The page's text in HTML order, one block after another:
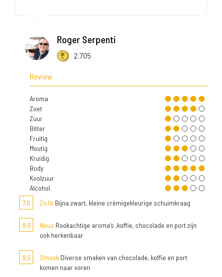
Roger Serpenti
2.705
Review
Aroma
Zoet
Zuur
Bitter
Fruitig
Moutig
Kruidig
Body
Koolzuur
Alcohol
7,0
Zicht Bijna zwart, kleine crèmigekleurige schuimkraag
8,0 Neus Rookachtige aroma’s ,koffie, chocolade en port zijn
ook herkenbaar
8,5 Smaak Diverse smaken van chocolade, koffie en port
komen naar voren